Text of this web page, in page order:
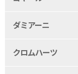
ダミアーニ
クロムハーツ